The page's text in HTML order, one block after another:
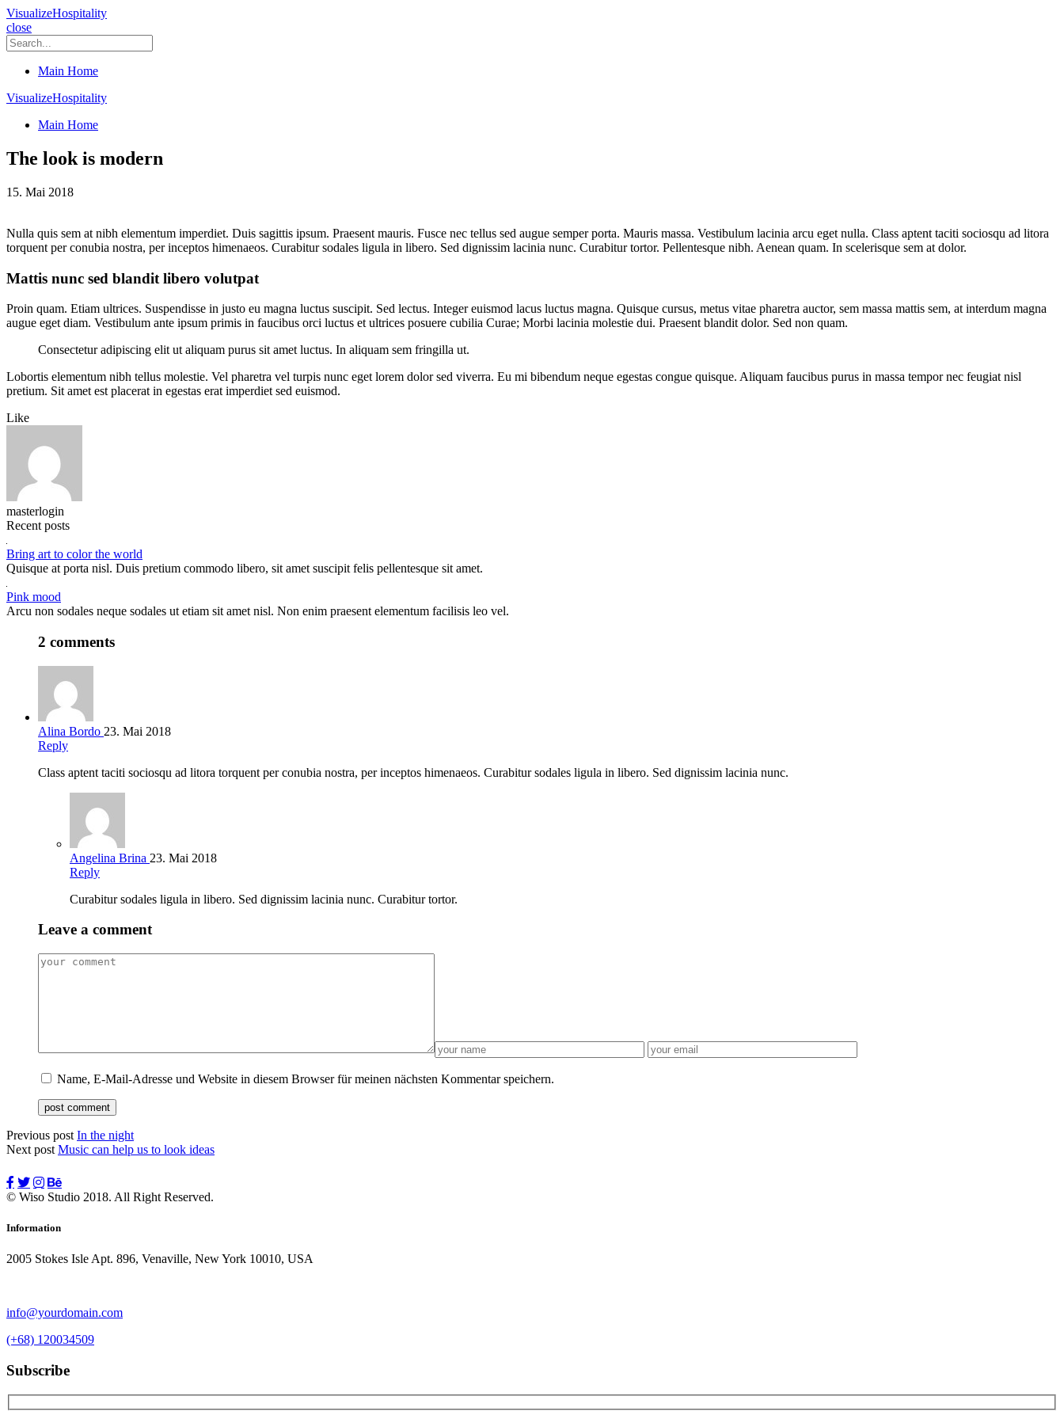
VisualizeHospitality
close
Main Home
VisualizeHospitality
Main Home
The look is modern
15. Mai 2018
Nulla quis sem at nibh elementum imperdiet. Duis sagittis ipsum. Praesent mauris. Fusce nec tellus sed augue semper porta. Mauris massa. Vestibulum lacinia arcu eget nulla. Class aptent taciti sociosqu ad litora
torquent per conubia nostra, per inceptos himenaeos. Curabitur sodales ligula in libero. Sed dignissim lacinia nunc. Curabitur tortor. Pellentesque nibh. Aenean quam. In scelerisque sem at dolor.
Mattis nunc sed blandit libero volutpat
Proin quam. Etiam ultrices. Suspendisse in justo eu magna luctus suscipit. Sed lectus. Integer euismod lacus luctus magna. Quisque cursus, metus vitae pharetra auctor, sem massa mattis sem, at interdum magna
augue eget diam. Vestibulum ante ipsum primis in faucibus orci luctus et ultrices posuere cubilia Curae; Morbi lacinia molestie dui. Praesent blandit dolor. Sed non quam.
Consectetur adipiscing elit ut aliquam purus sit amet luctus. In aliquam sem fringilla ut.
Lobortis elementum nibh tellus molestie. Vel pharetra vel turpis nunc eget lorem dolor sed viverra. Eu mi bibendum neque egestas congue quisque. Aliquam faucibus purus in massa tempor nec feugiat nisl
pretium. Sit amet est placerat in egestas erat imperdiet sed euismod.
Like
masterlogin
Recent posts
Bring art to color the world
Quisque at porta nisl. Duis pretium commodo libero, sit amet suscipit felis pellentesque sit amet.
Pink mood
Arcu non sodales neque sodales ut etiam sit amet nisl. Non enim praesent elementum facilisis leo vel.
2 comments
Alina Bordo 23. Mai 2018
Reply
Class aptent taciti sociosqu ad litora torquent per conubia nostra, per inceptos himenaeos. Curabitur sodales ligula in libero. Sed dignissim lacinia nunc.
Angelina Brina 23. Mai 2018
Reply
Curabitur sodales ligula in libero. Sed dignissim lacinia nunc. Curabitur tortor.
Leave a comment
Name, E-Mail-Adresse und Website in diesem Browser für meinen nächsten Kommentar speichern.
Previous post In the night
Next post Music can help us to look ideas
© Wiso Studio 2018. All Right Reserved.
Information
2005 Stokes Isle Apt. 896, Venaville, New York 10010, USA
info@yourdomain.com
(+68) 120034509
Subscribe